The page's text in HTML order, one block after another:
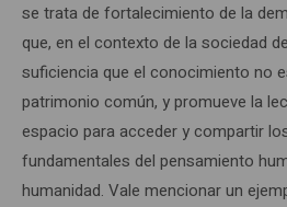
se trata de fortalecimiento de la
que, en el contexto de la sociedad
suficiencia que el conocimiento no
patrimonio común, y promueve la
espacio para acceder y compartir
fundamentales del pensamiento
humanidad. Vale mencionar un